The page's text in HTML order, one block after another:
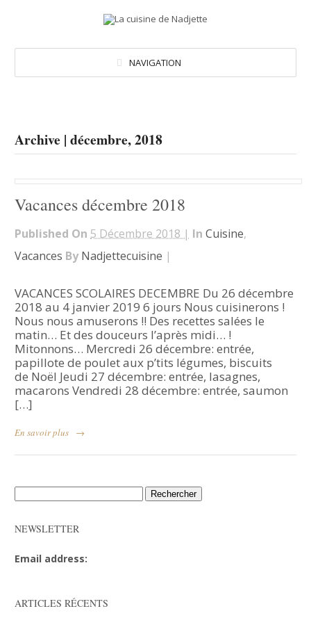
NAVIGATION
Archive | décembre, 2018
Vacances décembre 2018
Published On 5 Décembre 2018 | In Cuisine,
Vacances By Nadjettecuisine |
VACANCES SCOLAIRES DECEMBRE Du 26 décembre
2018 au 4 janvier 2019 6 jours Nous cuisinerons !
Nous nous amuserons !! Des recettes salées le
matin… Et des douceurs l’après midi… !
Mitonnons… Mercredi 26 décembre: entrée,
papillote de poulet aux p’tits légumes, biscuits
de Noël Jeudi 27 décembre: entrée, lasagnes,
macarons Vendredi 28 décembre: entrée, saumon
[…]
En savoir plus →
Rechercher :
NEWSLETTER
Email address:
ARTICLES RÉCENTS